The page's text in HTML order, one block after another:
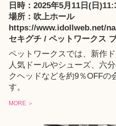
日時：2025年5月11日(日
場所：吹上ホール
https://www.idollweb.net/
セキグチ / ペットワークス
ペットワークスでは、新作
人気ドールやシューズ、六
クヘッドなどを約9％OFFの
す。
MORE ＞